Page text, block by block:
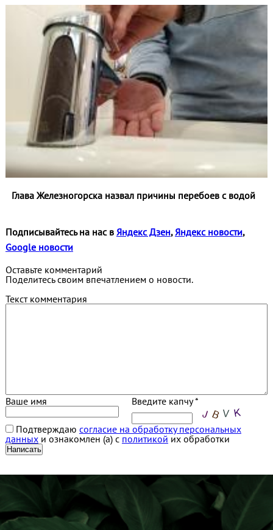
Глава Железногорска назвал причины перебоев с водой
Подписывайтесь на нас в Яндекс Дзен,Яндекс новости,
Google новости
Оставьте комментарий
Поделитесь своим впечатлением о новости.
Текст комментария
Ваше имя Введите капчу *
Подтверждаю согласие на обработку персональных
данныхи ознакомлен (а) с политикой их обработки